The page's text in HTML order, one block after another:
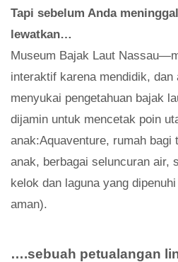
Tapi sebelum Anda
lewatkan…
Museum Bajak Laut
interaktif karena mendidik, dan
menyukai pengetahuan bajak
dijamin untuk mencetak poin
anak:Aquaventure, rumah bagi
anak, berbagai seluncuran air,
kelok dan laguna yang
aman).
….sebuah petualangan